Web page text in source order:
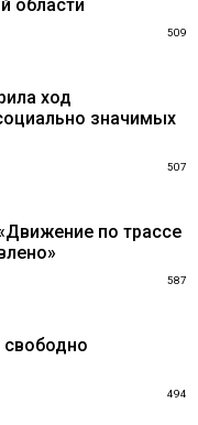
области
509
ход
значимых
507
по трассе
587
свободно
494